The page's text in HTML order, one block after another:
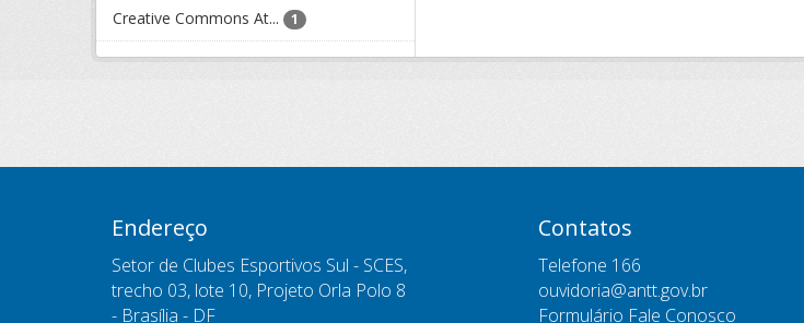
Creative Commons At... 1
Endereço
Setor de Clubes Esportivos Sul - SCES,
trecho 03, lote 10, Projeto Orla Polo 8
- Brasília - DF
Contatos
Telefone 166
ouvidoria@antt.gov.br
Formulário Fale Conosco